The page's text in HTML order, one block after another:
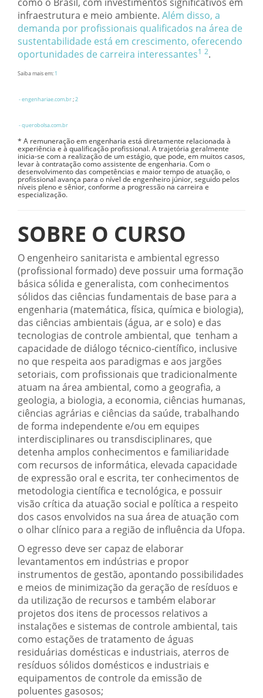
infraestrutura e meio ambiente. Além disso, a
demanda por profissionais qualificados na área de
sustentabilidade está em crescimento, oferecendo
oportunidades de carreira interessantes1 2.
Saiba mais em: 1
- engenhariae.com.br;2
- querobolsa.com.br
* A remuneração em engenharia está diretamente relacionada à
experiência e à qualificação profissional. A trajetória geralmente
inicia-se com a realização de um estágio, que pode, em muitos casos,
levar à contratação como assistente de engenharia. Com o
desenvolvimento das competências e maior tempo de atuação, o
profissional avança para o nível de engenheiro júnior, seguido pelos
níveis pleno e sênior, conforme a progressão na carreira e
especialização.
SOBRE O CURSO
O engenheiro sanitarista e ambiental egresso
(profissional formado) deve possuir uma formação
básica sólida e generalista, com conhecimentos
sólidos das ciências fundamentais de base para a
engenharia (matemática, física, química e biologia),
das ciências ambientais (água, ar e solo) e das
tecnologias de controle ambiental, que tenham a
capacidade de diálogo técnico-científico, inclusive
no que respeita aos paradigmas e aos jargões
setoriais, com profissionais que tradicionalmente
atuam na área ambiental, como a geografia, a
geologia, a biologia, a economia, ciências humanas,
ciências agrárias e ciências da saúde, trabalhando
de forma independente e/ou em equipes
interdisciplinares ou transdisciplinares, que
detenha amplos conhecimentos e familiaridade
com recursos de informática, elevada capacidade
de expressão oral e escrita, ter conhecimentos de
metodologia científica e tecnológica, e possuir
visão crítica da atuação social e política a respeito
dos casos envolvidos na sua área de atuação com
o olhar clínico para a região de influência da Ufopa.
O egresso deve ser capaz de elaborar
levantamentos em indústrias e propor
instrumentos de gestão, apontando possibilidades
e meios de minimização da geração de resíduos e
da utilização de recursos e também elaborar
projetos dos itens de processos relativos a
instalações e sistemas de controle ambiental, tais
como estações de tratamento de águas
residuárias domésticas e industriais, aterros de
resíduos sólidos domésticos e industriais e
equipamentos de controle da emissão de
poluentes gasosos;